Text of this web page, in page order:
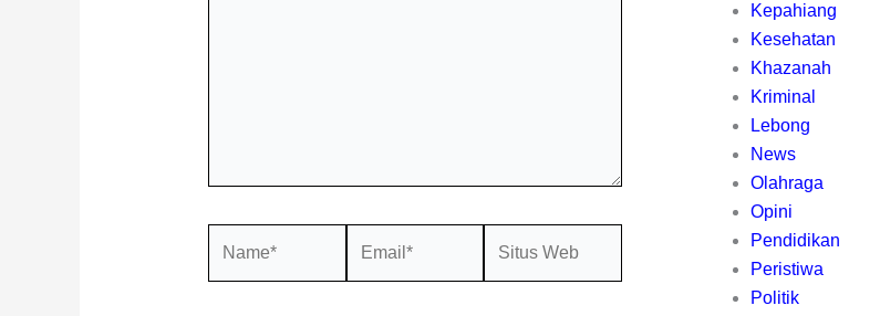
Kepahiang
Kesehatan
Khazanah
Kriminal
Lebong
News
Olahraga
Opini
Pendidikan
Peristiwa
Politik